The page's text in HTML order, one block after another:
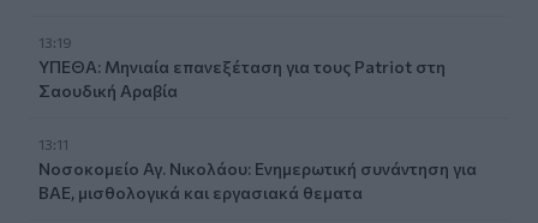
13:19
ΥΠΕΘΑ: Μηνιαία επανεξέταση για τους Patriot στη
Σαουδική Αραβία
13:11
Νοσοκομείο Αγ. Νικολάου: Ενημερωτική συνάντηση για
ΒΑΕ, μισθολογικά και εργασιακά θεματα